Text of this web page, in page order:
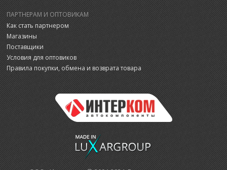
ПАРТНЕРАМ И ОПТОВИКАМ
Как стать партнером
Магазины
Поставщики
Условия для оптовиков
Правила покупки, обмена и возврата товара